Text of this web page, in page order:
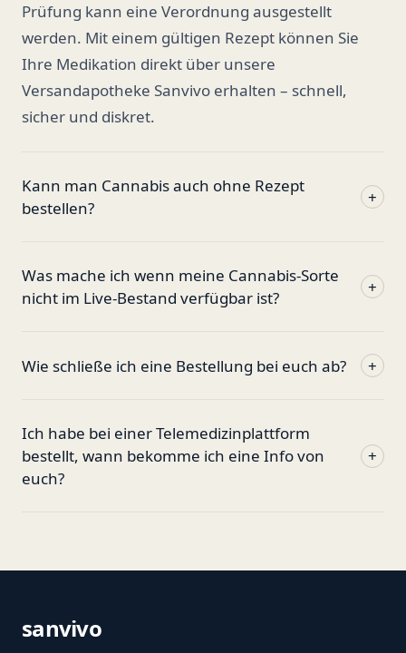
Prüfung kann eine Verordnung ausgestellt
werden. Mit einem gültigen Rezept können Sie
Ihre Medikation direkt über unsere
Versandapotheke Sanvivo erhalten – schnell,
sicher und diskret.
Kann man Cannabis auch ohne Rezept
bestellen?
+
Was mache ich wenn meine Cannabis-Sorte
nicht im Live-Bestand verfügbar ist?
+
Wie schließe ich eine Bestellung bei euch ab? +
Ich habe bei einer Telemedizinplattform
bestellt, wann bekomme ich eine Info von
euch?
+
sanvivo